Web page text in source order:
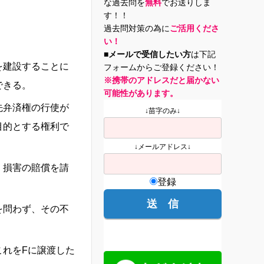
設することに
る。
済権の行使が
とする権利で
害の賠償を請
わず、その不
をFに譲渡した
な過去問を無料でお送りしま
す！！
過去問対策の為にご活用くださ
い！
■メールで受信したい方は下記
フォームからご登録ください！
※携帯のアドレスだと届かない
可能性があります。
↓苗字のみ↓
↓メールアドレス↓
登録